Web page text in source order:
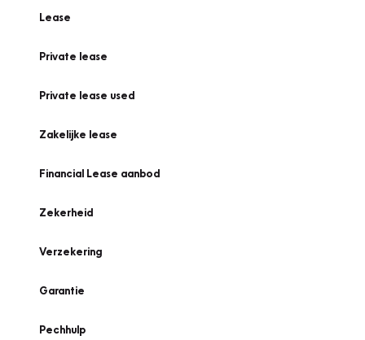
Lease
Private lease
Private lease used
Zakelijke lease
Financial Lease aanbod
Zekerheid
Verzekering
Garantie
Pechhulp